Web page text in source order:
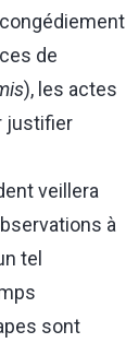
de
), les actes
justifier
veillera
à
tel
sont